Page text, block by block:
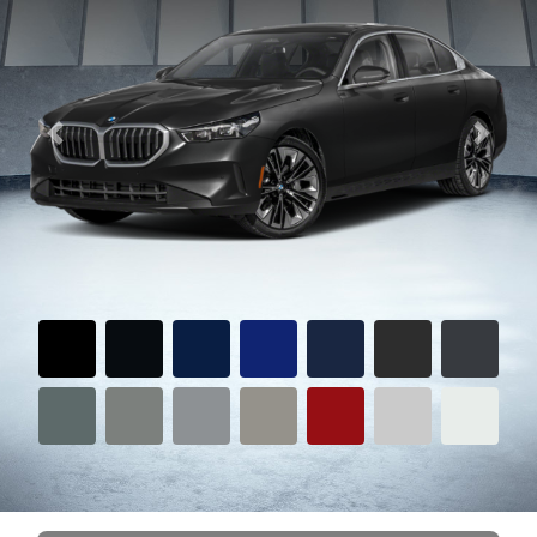
Previous Next